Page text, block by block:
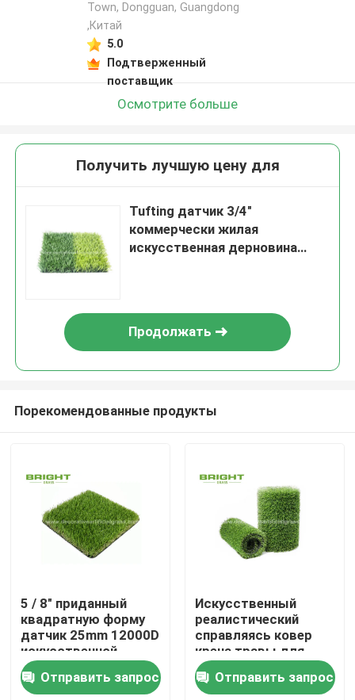
Дом
Товары
О нас
Town, Dongguan, Guangdong
,Китай
5.0
Подтверженный
поставщик
Осмотрите больше
Получить лучшую цену для
Tufting датчик 3/4"
коммерчески жилая
искусственная дерновина
Продолжать
Порекомендованные продукты
5 / 8" приданный
квадратную форму
датчик 25mm 12000D
искусственной
дерновины травы
роскошный Tufting
Отправить запрос
Искусственный
реалистический
справляясь ковер
крена травы для
задворк 17000D
сада 2 * 25m/крен
Отправить запрос